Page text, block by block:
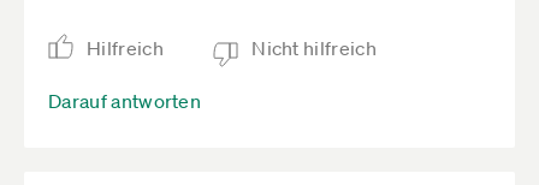
Hilfreich Nicht hilfreich
Darauf antworten